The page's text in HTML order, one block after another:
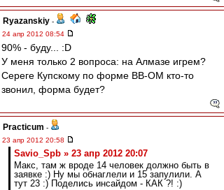
Ryazanskiy -
24 апр 2012 08:54
90% - буду... :D
У меня только 2 вопроса: на Алмазе игрем?
Сереге Купскому по форме ВВ-ОМ кто-то
звонил, форма будет?
Practicum -
23 апр 2012 20:58
Savio_Spb » 23 апр 2012 20:07
Макс, там ж вроде 14 человек должно быть в
заявке :) Ну мы обнаглели и 15 запулили. А
тут 23 :) Поделись инсайдом - КАК ?! :)